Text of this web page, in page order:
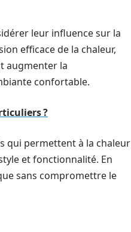
leur influence sur la
efficace de la chaleur,
augmenter la
confortable.
?
qui permettent à la chaleur
et fonctionnalité. En
sans compromettre le